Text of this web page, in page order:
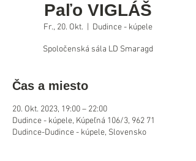
Paľo VIGLÁŠ
Fr., 20. Okt. Dudince - kúpele
Spoločenská sála LD Smaragd
Čas a miesto
20. Okt. 2023, 19:00 – 22:00
Dudince - kúpele, Kúpeľná 106/3, 962 71
Dudince-Dudince - kúpele, Slovensko